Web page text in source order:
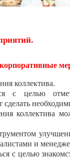
коллектива.
с целью
коллектива
и
с целью